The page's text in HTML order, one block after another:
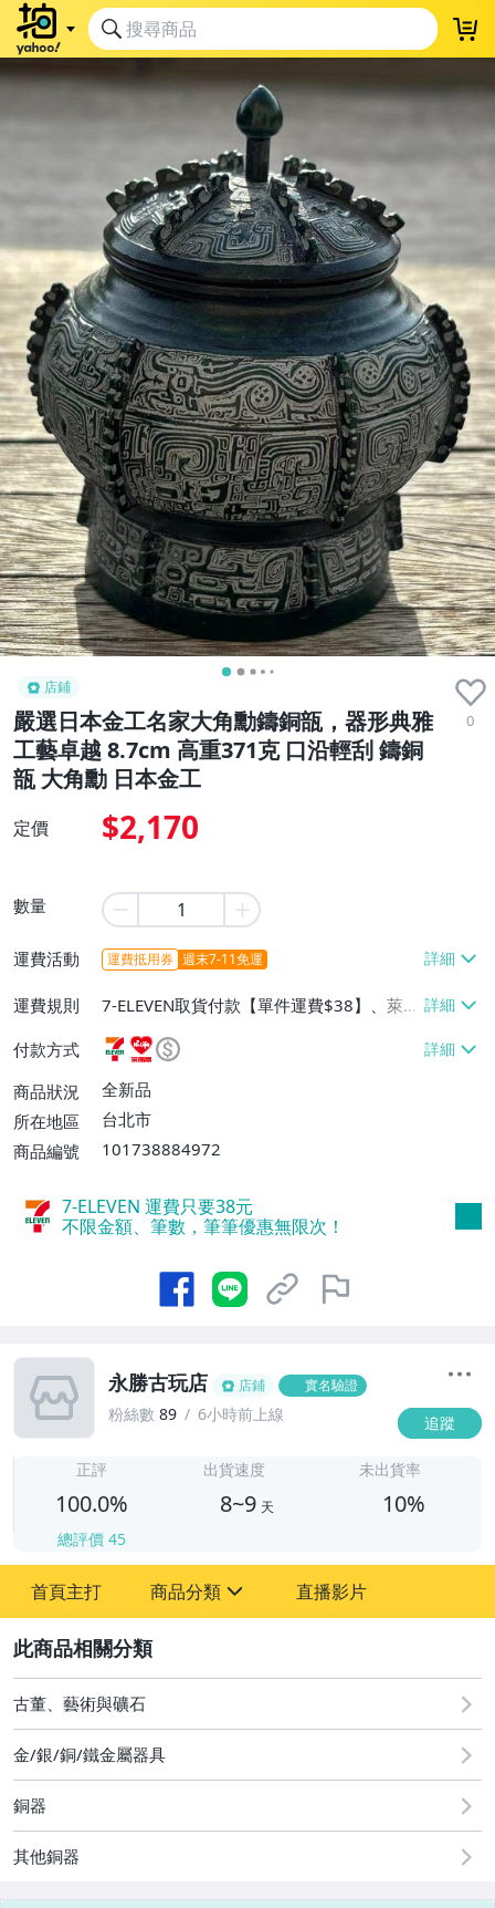
店鋪
嚴選日本金工名家大角勳鑄銅瓿，器形典雅
工藝卓越 8.7cm 高重371克 口沿輕刮 鑄銅
瓿 大角勳 日本金工
0
定價 $2,170
數量
運費活動 運費抵用券 週末7-11免運
運費規則
7-ELEVEN取貨付款【單件運費$38】、萊爾
富取貨付款【單件運費$60】、宅配/貨運
【單件運費$130】
付款方式
商品狀況
全新品
所在地區
台北市
商品編號
101738884972
7-ELEVEN 運費只要38元
不限金額、筆數，筆筆優惠無限次！
永勝古玩店 店鋪 實名驗證
粉絲數 89 6小時前上線 追蹤
正評
100.0%
總評價 45
出貨速度
8~9 天
未出貨率
10%
首頁主打 商品分類
其它
直播影片
古董、藝術與礦石
金/銀/銅/鐵金屬器具
銅器
其他銅器